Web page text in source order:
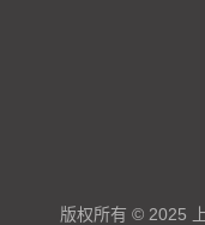
版权所有 © 2025